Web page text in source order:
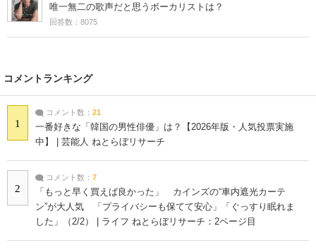
唯一無二の歌声だと思うボーカリストは？
回答数：8075
コメントランキング
1
コメント数： 21
一番好きな「韓国の男性俳優」は？【2026年版・人気投票実施
中】 | 芸能人 ねとらぼリサーチ
2
コメント数： 7
「もっと早く買えば良かった」 カインズの“車内遮光カーテ
ン”が大人気 「プライバシーも保てて安心」「ぐっすり眠れま
した」（2/2） | ライフ ねとらぼリサーチ：2ページ目